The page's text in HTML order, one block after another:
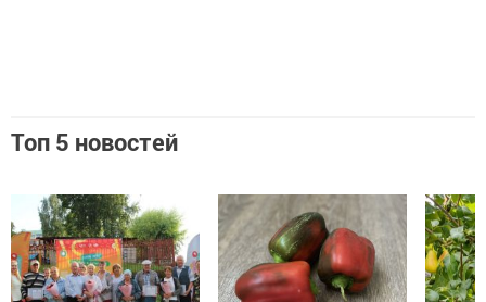
Топ 5 новостей